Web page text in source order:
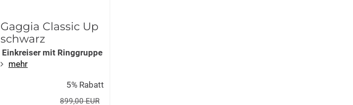
Gaggia Classic Up
schwarz
Einkreiser mit Ringgruppe
mehr
5% Rabatt
899,00 EUR